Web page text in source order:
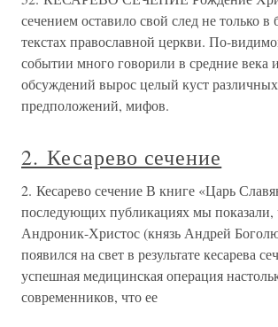
сечением оставило свой след не только
текстах православной церкви. По-
событии много говорили в средние века
обсуждений вырос целый куст
предположений, мифов.
2. Кесарево сечение
2. Кесарево сечение В книге «Царь
последующих публикациях мы показали,
Андроник-Христос (князь Андрей
появился на свет в результате кесарева
успешная медицинская операция
современников, что ее